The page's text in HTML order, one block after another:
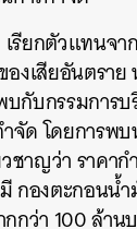
เรียกตัวแทนจ
งเสียอันตราย
บกับกรรมการ
ำจัด โดยการพ
ชาญว่า ราคาก
กองตะกอนน้
กว่า 100 ล้าน